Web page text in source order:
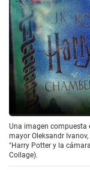
Una imagen compuesta
mayor Oleksandr
"Harry Potter y la
Collage).